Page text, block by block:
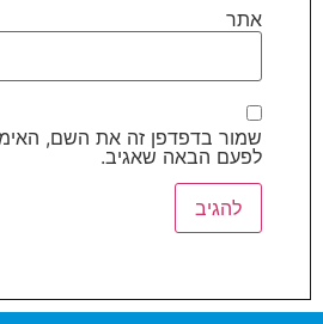
אתר
שמור בדפדפן זה את השם,
לפעם הבאה שאגיב.